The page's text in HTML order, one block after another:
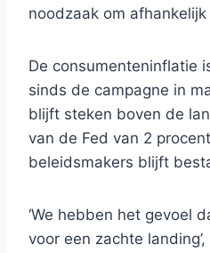
noodzaak om
De consumenteninflatie
sinds de campagne in
blijft steken boven de
van de Fed van 2
beleidsmakers blijft
‘We hebben het gevoel
voor een zachte